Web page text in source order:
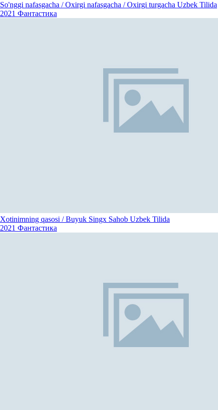
So'nggi nafasgacha / Oxirgi nafasgacha / Oxirgi turgacha Uzbek Tilida
2021 Фантастика
Xotinimning qasosi / Buyuk Singx Sahob Uzbek Tilida
2021 Фантастика